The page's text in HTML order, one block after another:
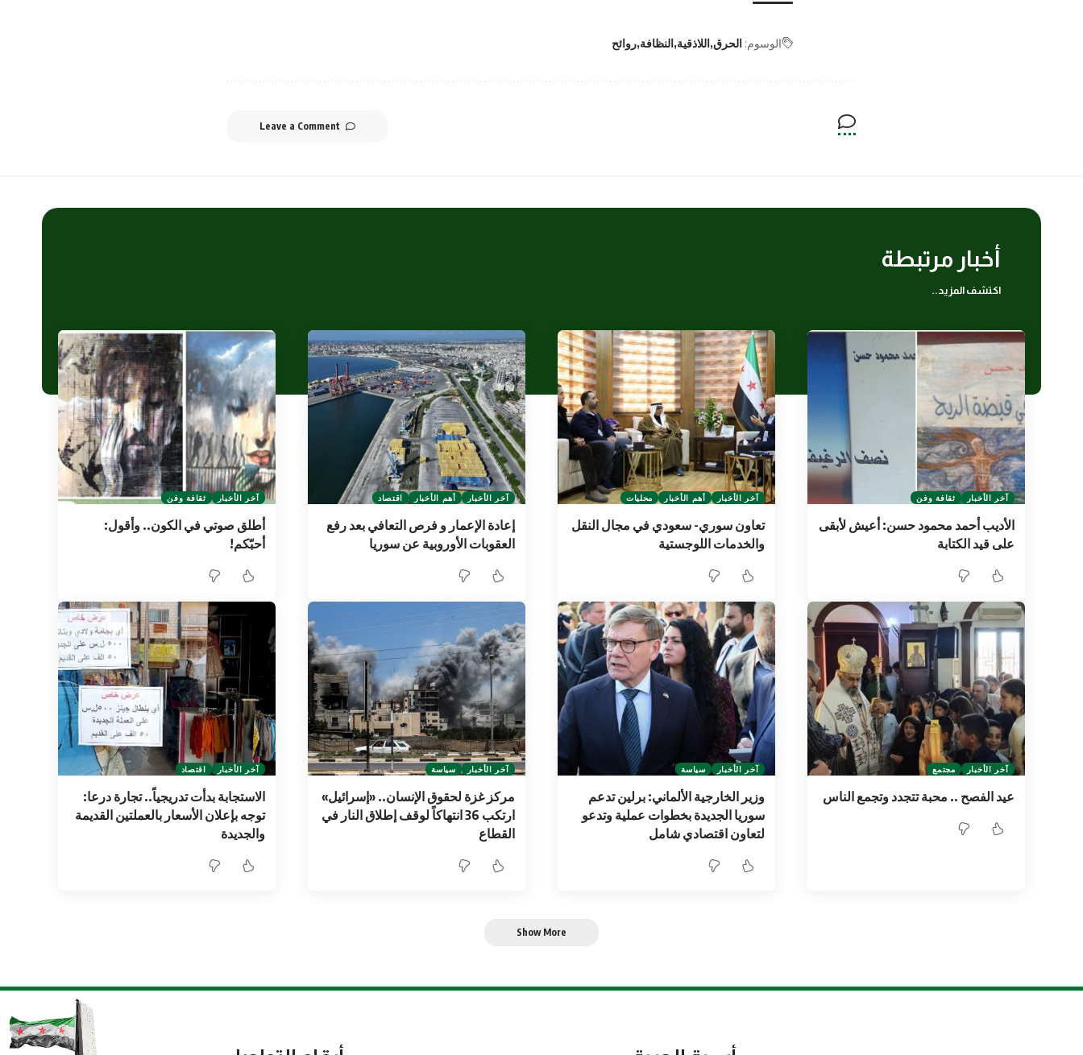
الوسوم: الحرق اللاذقية النظافة روائح
Leave a Comment
أخبار مرتبطة
اكتشف المزيد..
آخر الأخبار ثقافة وفن
الأديب أحمد محمود حسن: أعيش لأبقى
على قيد الكتابة
آخر الأخبار أهم الأخبار محليات
تعاون سوري- سعودي في مجال النقل
والخدمات اللوجستية
آخر الأخبار أهم الأخبار اقتصاد
إعادة الإعمار و فرص التعافي بعد رفع
العقوبات الأوروبية عن سوريا
آخر الأخبار ثقافة وفن
أطلق صوتي في الكون.. وأقول:
أحبّكم!
آخر الأخبار مجتمع
عيد الفصح .. محبة تتجدد وتجمع الناس
آخر الأخبار سياسة
وزير الخارجية الألماني: برلين تدعم
سوريا الجديدة بخطوات عملية وتدعو
لتعاون اقتصادي شامل
آخر الأخبار سياسة
مركز غزة لحقوق الإنسان.. «إسرائيل»
ارتكب 36 انتهاكاً لوقف إطلاق النار في
القطاع
آخر الأخبار اقتصاد
الاستجابة بدأت تدريجياً.. تجارة درعا:
توجه بإعلان الأسعار بالعملتين القديمة
والجديدة
Show More